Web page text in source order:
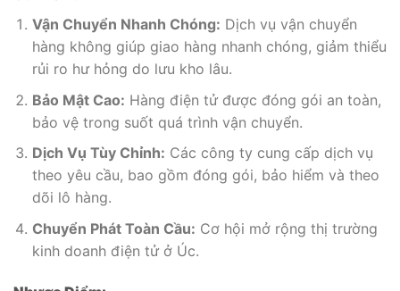
Vận Chuyển Nhanh Chóng: Dịch vụ vận chuyển
hàng không giúp giao hàng nhanh chóng, giảm thiểu
rủi ro hư hỏng do lưu kho lâu.
Bảo Mật Cao: Hàng điện tử được đóng gói an toàn,
bảo vệ trong suốt quá trình vận chuyển.
Dịch Vụ Tùy Chỉnh: Các công ty cung cấp dịch vụ
theo yêu cầu, bao gồm đóng gói, bảo hiểm và theo
dõi lô hàng.
Chuyển Phát Toàn Cầu: Cơ hội mở rộng thị trường
kinh doanh điện tử ở Úc.